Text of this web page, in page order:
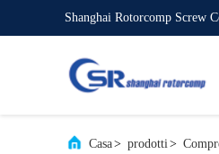
Shanghai Rotorcomp Screw
Casa> prodotti>